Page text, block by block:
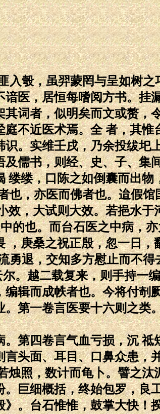
入彀，虽羿蒙罔与呈如树之
医，居恒每嗜阅方书。挂
词者，似明矣而文或赘，
不近医术焉。全 者，其惟
。实维壬戌，乃余投绂圯
儒书，则经、史、子、集
缕缕，口陈之如倒囊而出物
也，亦医而佛者也。迨假馆
效，大试则大效。若挹水于
的也。而台石医之中病，
，庚桑之祝正殷，忽一日，
勇退，交知多方慰止而不得
。越二载复来，则手持一
辑而成帙者也。今将付剞
第一卷言医要十六则之类
第四卷言气血亏损，沉 祗
头面、耳目、口鼻众患，
烛照，数计而龟卜。譬之汰
巨细概括，终始包罗，良
。台石惟惟，鼓掌大快！